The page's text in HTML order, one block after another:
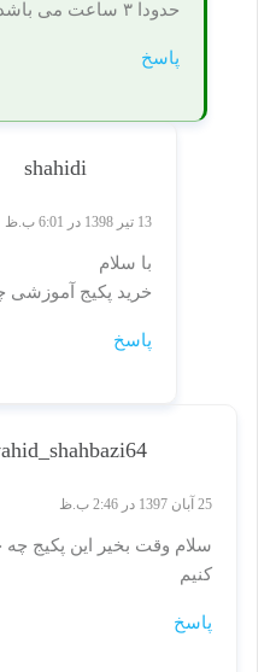
حدودا ۳ ساعت می باشد.
پاسخ
shahidi
13 تیر 1398 در 6:01 ب.ظ
با سلام
خرید پکیج
پاسخ
25 آبان 1397 در 2:46 ب.ظ
سلام وقت بخیر این پکیج چه
کنیم
پاسخ